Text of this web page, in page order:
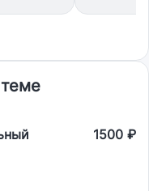
1500 ₽